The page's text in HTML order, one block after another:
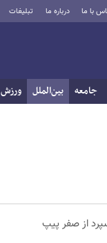
با ما درباره ما تبلیغات
جامعه بین‌الملل ورزش